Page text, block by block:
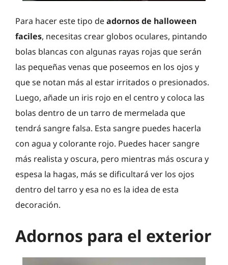
Para hacer este tipo deadornos de halloween
faciles, necesitas crear globos oculares, pintando
bolas blancas con algunas rayas rojas que serán
las pequeñas venas que poseemos en los ojos y
que se notan más al estar irritados o presionados.
Luego, añade un iris rojo en el centro y coloca las
bolas dentro de un tarro de mermelada que
tendrá sangre falsa. Esta sangre puedes hacerla
con agua y colorante rojo. Puedes hacer sangre
más realista y oscura, pero mientras más oscura y
espesa la hagas, más se dificultará ver los ojos
dentro del tarro y esa no es la idea de esta
decoración.
Adornos para el exterior